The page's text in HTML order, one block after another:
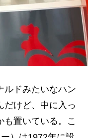
ルドみたいなハン
だけど、中に入っ
も置いている。こ